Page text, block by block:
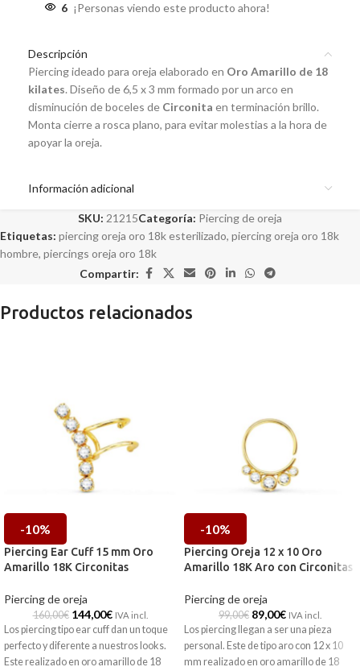
6 ¡Personas viendo este producto ahora!
Descripción
Piercing ideado para oreja elaborado en Oro Amarillo de 18
kilates. Diseño de 6,5 x 3 mm formado por un arco en
disminución de boceles de Circonita en terminación brillo.
Monta cierre a rosca plano, para evitar molestias a la hora de
apoyar la oreja.
Información adicional
SKU: 21215Categoría: Piercing de oreja
Etiquetas: piercing oreja oro 18k esterilizado, piercing oreja oro 18k
hombre, piercings oreja oro 18k
Compartir:
Productos relacionados
-10%
Piercing Ear Cuff 15 mm Oro
Amarillo 18K Circonitas
Piercing de oreja
160,00€ 144,00€ IVA incl.
Los piercing tipo ear cuff dan un toque
perfecto y diferente a nuestros looks.
Este realizado en oro amarillo de 18
-10%
Piercing Oreja 12 x 10 Oro
Amarillo 18K Aro con Circonitas
Piercing de oreja
99,00€ 89,00€ IVA incl.
Los piercing llegan a ser una pieza
personal. Este de tipo aro con 12 x 10
mm realizado en oro amarillo de 18